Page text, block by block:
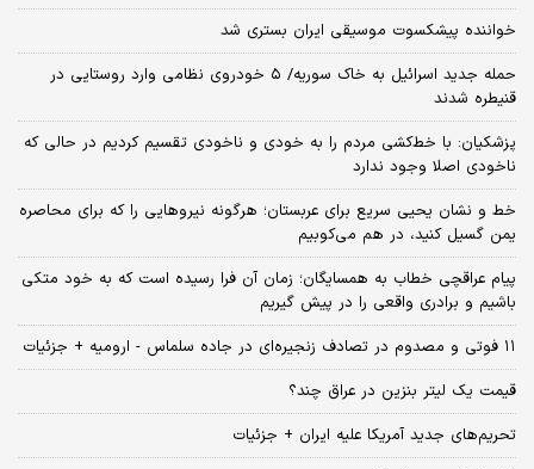
خواننده پیشکسوت موسیقی ایران بستری شد
حمله جدید اسرائیل به خاک سوریه/ ۵ خودروی نظامی وارد روستایی در
قنیطره شدند
پزشکیان: با خط‌کشی مردم را به خودی و ناخودی تقسیم کردیم در حالی که
ناخودی اصلا وجود ندارد
خط و نشان یحیی سریع برای عربستان؛ هرگونه نیروهایی را که برای محاصره
یمن گسیل کنید، در هم می‌کوبیم
پیام عراقچی خطاب به همسایگان؛ زمان آن فرا رسیده است که به خود متکی
باشیم و برادری واقعی را در پیش گیریم
۱۱ فوتی و مصدوم در تصادف زنجیره‌ای در جاده سلماس - ارومیه + جزئیات
قیمت یک لیتر بنزین در عراق چند؟
تحریم‌های جدید آمریکا علیه ایران + جزئیات